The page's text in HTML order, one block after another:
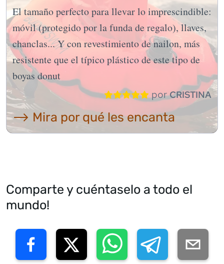
El tamaño perfecto para llevar lo imprescindible:
móvil (protegido por la funda de regalo), llaves,
chanclas... Y con revestimiento de nailon, más
resistente que el típico plástico de este tipo de
boyas donut
porCRISTINA
⟶ Mira por qué les encanta
Comparte y cuéntaselo a todo el
mundo!